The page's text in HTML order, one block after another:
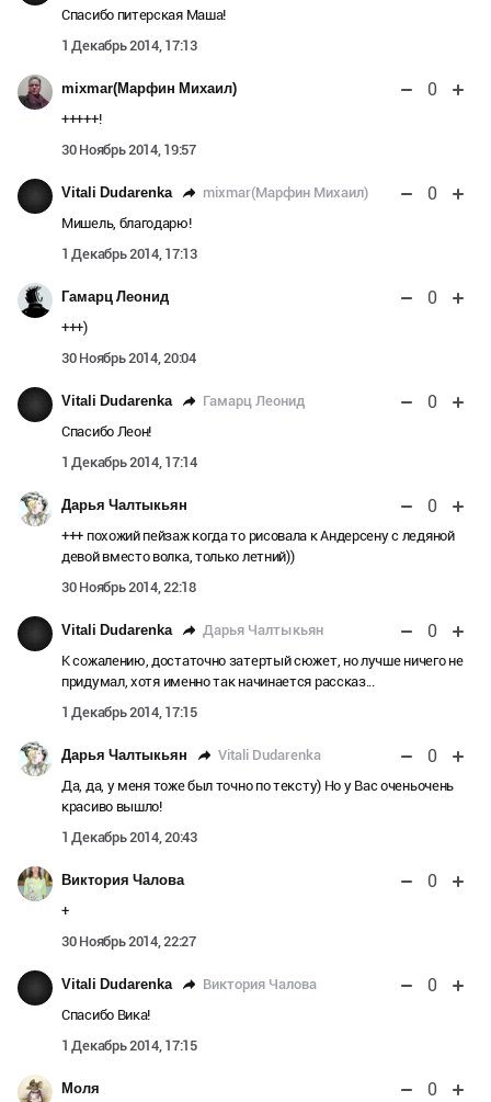
Спасибо питерская Маша!
1 Декабрь 2014, 17:13
mixmar(Марфин Михаил) 0
+++++!
30 Ноябрь 2014, 19:57
Vitali Dudarenka mixmar(Марфин Михаил) 0
Мишель, благодарю!
1 Декабрь 2014, 17:13
Гамарц Леонид 0
+++)
30 Ноябрь 2014, 20:04
Vitali Dudarenka Гамарц Леонид 0
Спасибо Леон!
1 Декабрь 2014, 17:14
Дарья Чалтыкьян 0
+++ похожий пейзаж когда то рисовала к Андерсену с ледяной
девой вместо волка, только летний))
30 Ноябрь 2014, 22:18
Vitali Dudarenka Дарья Чалтыкьян 0
К сожалению, достаточно затертый сюжет, но лучше ничего не
придумал, хотя именно так начинается рассказ...
1 Декабрь 2014, 17:15
Дарья Чалтыкьян Vitali Dudarenka 0
Да, да, у меня тоже был точно по тексту) Но у Вас оченьочень
красиво вышло!
1 Декабрь 2014, 20:43
Виктория Чалова 0
+
30 Ноябрь 2014, 22:27
Vitali Dudarenka Виктория Чалова 0
Спасибо Вика!
1 Декабрь 2014, 17:15
Моля 0